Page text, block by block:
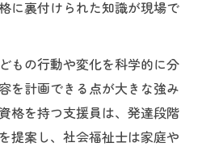
に裏付けられた知識が現場で
もの行動や変化を科学的に分
を計画できる点が大きな強み
格を持つ支援員は、発達段階
提案し、社会福祉士は家庭や